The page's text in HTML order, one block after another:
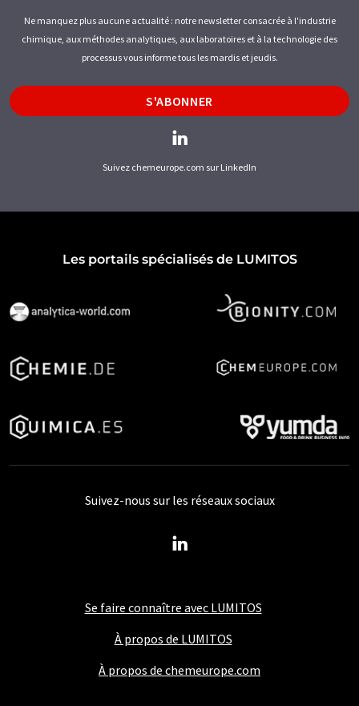
Ne manquez plus aucune actualité : notre newsletter consacrée à l'industrie
chimique, aux méthodes analytiques, aux laboratoires et à la technologie des
processus vous informe tous les mardis et jeudis.
S'ABONNER
Suivez chemeurope.com sur LinkedIn
Les portails spécialisés de LUMITOS
Se faire connaître avec LUMITOS
À propos de LUMITOS
À propos de chemeurope.com
Suivez-nous sur les réseaux sociaux